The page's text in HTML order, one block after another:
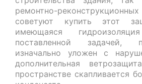
ремонтно-
советуют купить этот
имеющаяся
поставленной задачей,
изначально уложен с
дополнительная
пространстве скапливается